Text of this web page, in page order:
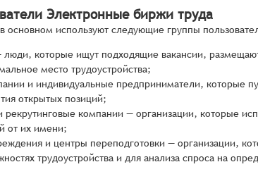
Электронные биржи труда
основном используют следующие группы
люди, которые ищут подходящие вакансии,
место трудоустройства;
и индивидуальные предприниматели, которые
открытых позиций;
рекрутинговые компании — организации, которые
от их имени;
и центры переподготовки — организации,
трудоустройства и для анализа спроса на